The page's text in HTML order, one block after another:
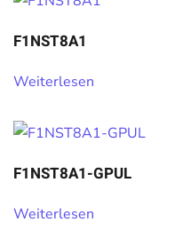
F1NST8A1
Weiterlesen
F1NST8A1-GPUL
Weiterlesen